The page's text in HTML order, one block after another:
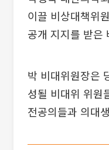
이끌 비상대책위
공개 지지를 받은
박 비대위원장은
성될 비대위 위원
전공의들과 의대